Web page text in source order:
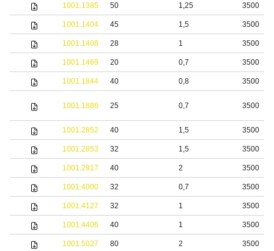
1001.1385 50 1,25 3500
1001.1404 45 1,5 3500
1001.1408 28 1 3500
1001.1469 20 0,7 3500
1001.1844 40 0,8 3500
1001.1886 25 0,7 3500
1001.2852 40 1,5 3500
1001.2853 32 1,5 3500
1001.2917 40 2 3500
1001.4000 32 0,7 3500
1001.4127 32 1 3500
1001.4406 40 1 3500
1001.5027 80 2 3500